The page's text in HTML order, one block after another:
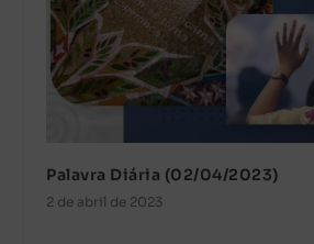
Palavra Diária (02/04/2023)
2 de abril de 2023